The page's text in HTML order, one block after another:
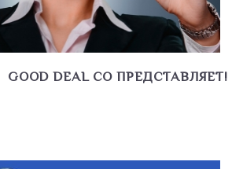
GOOD DEAL CO ПРЕДСТАВЛЯЕТ!